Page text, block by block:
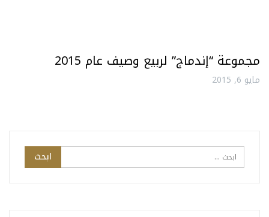
مجموعة “إندماج” لربيع وصيف عام 2015
مايو 6, 2015